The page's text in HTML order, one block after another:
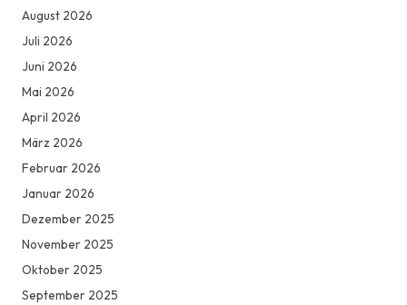
August 2026
Juli 2026
Juni 2026
Mai 2026
April 2026
März 2026
Februar 2026
Januar 2026
Dezember 2025
November 2025
Oktober 2025
September 2025